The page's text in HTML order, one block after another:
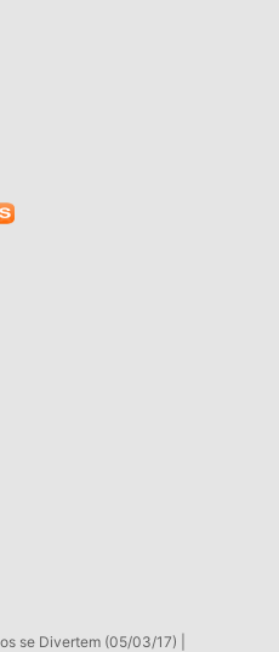
se Divertem (05/03/17) |